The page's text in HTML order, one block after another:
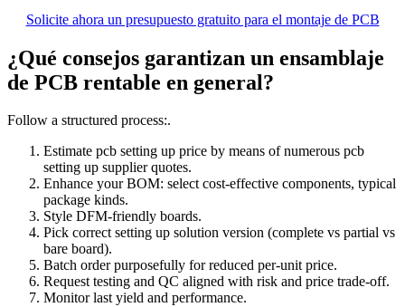
Solicite ahora un presupuesto gratuito para el montaje de PCB
¿Qué consejos garantizan un ensamblaje
de PCB rentable en general?
Follow a structured process:.
Estimate pcb setting up price by means of numerous pcb
setting up supplier quotes.
Enhance your BOM: select cost‑effective components, typical
package kinds.
Style DFM‑friendly boards.
Pick correct setting up solution version (complete vs partial vs
bare board).
Batch order purposefully for reduced per‑unit price.
Request testing and QC aligned with risk and price trade‑off.
Monitor last yield and performance.